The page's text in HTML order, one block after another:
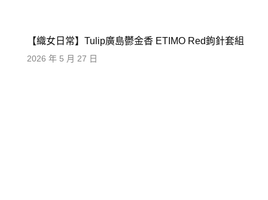
【織女日常】Tulip廣島鬱金香 ETIMO Red鉤針套組
2026 年 5 月 27 日